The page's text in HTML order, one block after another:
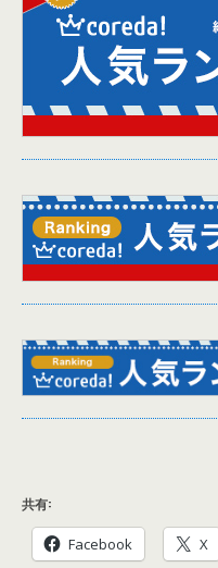
共有:
Facebook X